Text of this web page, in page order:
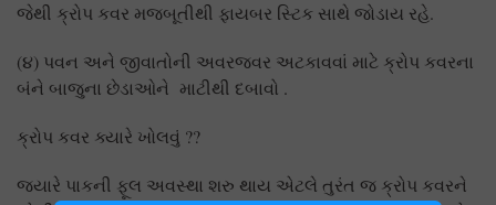
જેથી ક્રોપ કવર મજબૂતીથી ફાયબર સ્ટિક સાથે જોડાય રહે.
(૪) પવન અને જીવાતોની અવરજવર અટકાવવાં માટે ક્રોપ કવરના
બંને બાજુના છેડાઓને માટીથી દબાવો .
ક્રોપ કવર ક્યારે ખોલવું ??
જયારે પાકની ફૂલ અવસ્થા શરુ થાય એટલે તુરંત જ ક્રોપ કવરને